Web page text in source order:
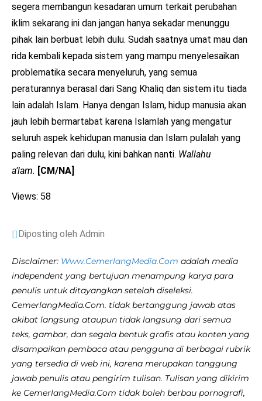
segera membangun kesadaran umum terkait perubahan
iklim sekarang ini dan jangan hanya sekadar menunggu
pihak lain berbuat lebih dulu. Sudah saatnya umat mau dan
rida kembali kepada sistem yang mampu menyelesaikan
problematika secara menyeluruh, yang semua
peraturannya berasal dari Sang Khaliq dan sistem itu tiada
lain adalah Islam. Hanya dengan Islam, hidup manusia akan
jauh lebih bermartabat karena Islamlah yang mengatur
seluruh aspek kehidupan manusia dan Islam pulalah yang
paling relevan dari dulu, kini bahkan nanti. Wallahu
a’lam. [CM/NA]
Views: 58
Diposting oleh Admin
Disclaimer: Www.CemerlangMedia.Com adalah media
independent yang bertujuan menampung karya para
penulis untuk ditayangkan setelah diseleksi.
CemerlangMedia.Com. tidak bertanggung jawab atas
akibat langsung ataupun tidak langsung dari semua
teks, gambar, dan segala bentuk grafis atau konten yang
disampaikan pembaca atau pengguna di berbagai rubrik
yang tersedia di web ini, karena merupakan tanggung
jawab penulis atau pengirim tulisan. Tulisan yang dikirim
ke CemerlangMedia.Com tidak boleh berbau pornografi,